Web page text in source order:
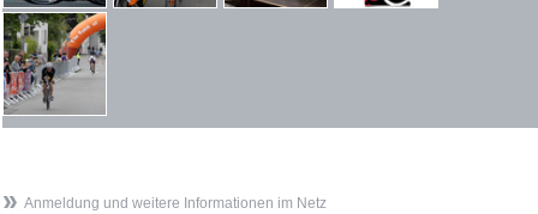
Anmeldung und weitere Informationen im Netz